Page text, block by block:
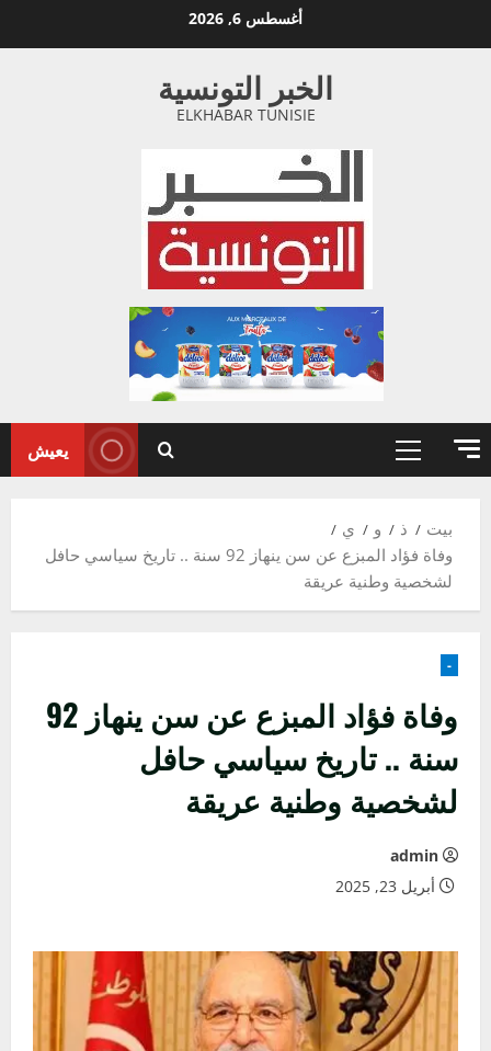
أغسطس 6, 2026
الخبر التونسية
ELKHABAR TUNISIE
القائمة
يعيش
بيت ذ و
ي
وفاة فؤاد المبزع عن سن ينهاز 92 سنة .. تاريخ سياسي حافل
لشخصية وطنية عريقة
-
وفاة فؤاد المبزع عن سن ينهاز 92
سنة .. تاريخ سياسي حافل
لشخصية وطنية عريقة
admin
أبريل 23, 2025